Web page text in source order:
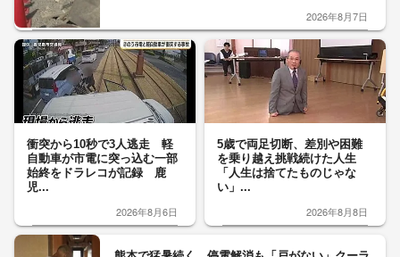
2026年8月7日
衝突から10秒で3人逃走 軽
自動車が市電に突っ込む一部
始終をドラレコが記録 鹿
児...
2026年8月6日
5歳で両足切断、差別や困難
を乗り越え挑戦続けた人生
「人生は捨てたものじゃな
い」...
2026年8月8日